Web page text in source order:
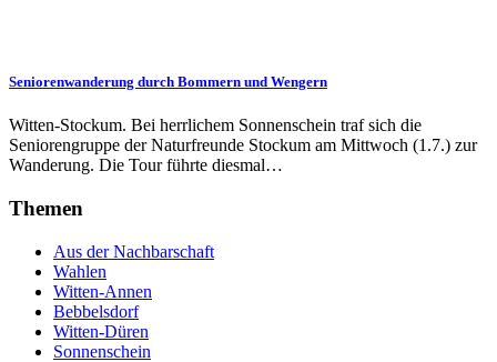
Seniorenwanderung durch Bommern und Wengern
Witten-Stockum. Bei herrlichem Sonnenschein traf sich die
Seniorengruppe der Naturfreunde Stockum am Mittwoch (1.7.) zur
Wanderung. Die Tour führte diesmal…
Themen
Aus der Nachbarschaft
Wahlen
Witten-Annen
Bebbelsdorf
Witten-Düren
Sonnenschein